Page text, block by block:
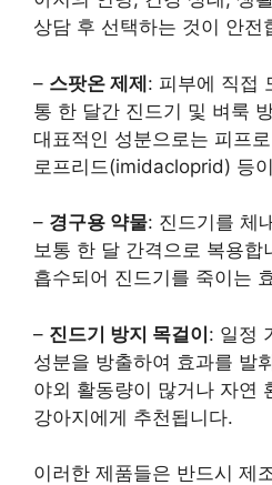
상담 후 선택하는 것이 안전
– 스팟온 제제: 피부에 직접
통 한 달간 진드기 및 벼룩
대표적인 성분으로는 피프
로프리드(imidacloprid) 등
– 경구용 약물: 진드기를 체
보통 한 달 간격으로 복용합
흡수되어 진드기를 죽이는
– 진드기 방지 목걸이: 일정
성분을 방출하여 효과를 발
야외 활동량이 많거나 자연
강아지에게 추천됩니다.
이러한 제품들은 반드시 제